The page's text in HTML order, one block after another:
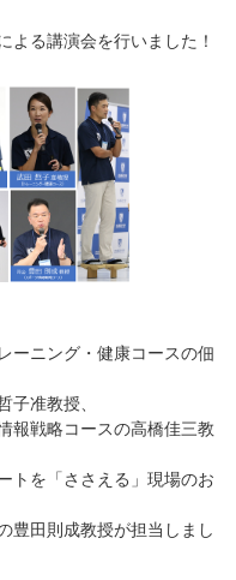
よる講演会を行いました！
ーニング・健康コースの佃
子准教授、
報戦略コースの高橋佳三教
トを「ささえる」現場のお
豊田則成教授が担当しまし